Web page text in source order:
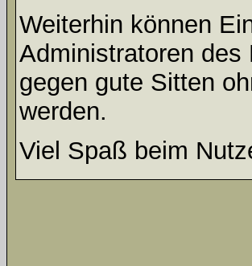
Weiterhin können
Administratoren
gegen gute Sitten
werden.
Viel Spaß beim